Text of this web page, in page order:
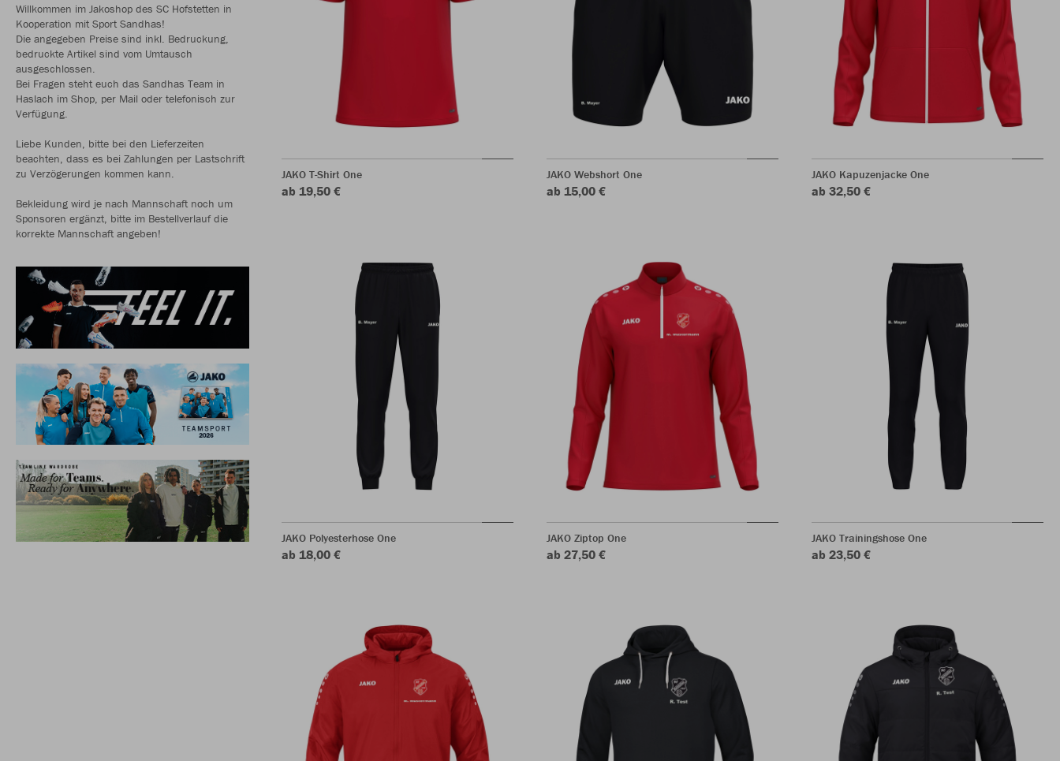
Willkommen im Jakoshop des SC Hofstetten in
Kooperation mit Sport Sandhas!
Die angegeben Preise sind inkl. Bedruckung,
bedruckte Artikel sind vom Umtausch
ausgeschlossen.
Bei Fragen steht euch das Sandhas Team in
Haslach im Shop, per Mail oder telefonisch zur
Verfügung.
Liebe Kunden, bitte bei den Lieferzeiten
beachten, dass es bei Zahlungen per Lastschrift
zu Verzögerungen kommen kann.
Bekleidung wird je nach Mannschaft noch um
Sponsoren ergänzt, bitte im Bestellverlauf die
korrekte Mannschaft angeben!
JAKO T-Shirt One
ab 19,50 €
JAKO Webshort One
ab 15,00 €
JAKO Kapuzenjacke One
ab 32,50 €
JAKO Polyesterhose One
ab 18,00 €
JAKO Ziptop One
ab 27,50 €
JAKO Trainingshose One
ab 23,50 €